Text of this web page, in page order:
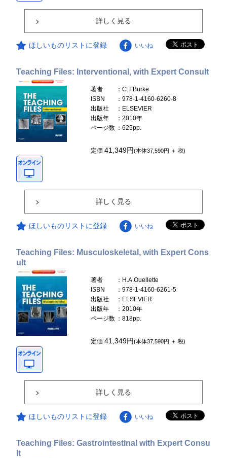
詳しく見る
ほしいものリストに登録 いいね
Teaching Files: Interventional, with Expert Consult
著者
：C.T.Burke
ISBN
：978-1-4160-6260-8
出版社
：ELSEVIER
出版年
：2010年
ページ数 ：625pp.
定価41,349円(本体37,590円 ＋ 税)
詳しく見る
ほしいものリストに登録 いいね
Teaching Files: Musculoskeletal, with Expert Cons
ult
著者
：H.A.Ouellette
ISBN
：978-1-4160-6261-5
出版社
：ELSEVIER
出版年
：2010年
ページ数 ：818pp.
定価41,349円(本体37,590円 ＋ 税)
詳しく見る
ほしいものリストに登録 いいね
Teaching Files: Gastrointestinal with Expert Consu
lt